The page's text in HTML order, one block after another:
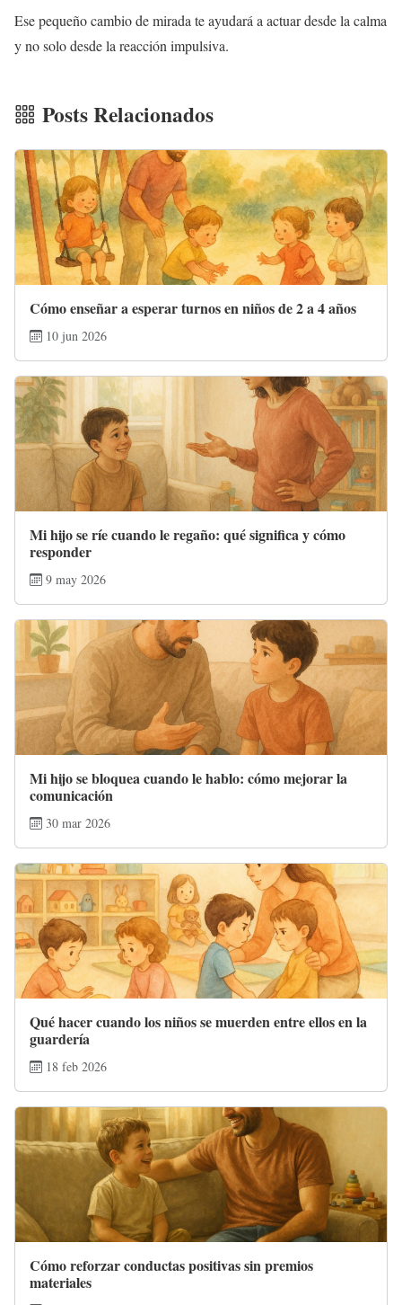
Ese pequeño cambio de mirada te ayudará a actuar desde la calma
y no solo desde la reacción impulsiva.
Posts Relacionados
Cómo enseñar a esperar turnos en niños de 2 a 4 años
10 jun 2026
Mi hijo se ríe cuando le regaño: qué significa y cómo
responder
9 may 2026
Mi hijo se bloquea cuando le hablo: cómo mejorar la
comunicación
30 mar 2026
Qué hacer cuando los niños se muerden entre ellos en la
guardería
18 feb 2026
Cómo reforzar conductas positivas sin premios
materiales